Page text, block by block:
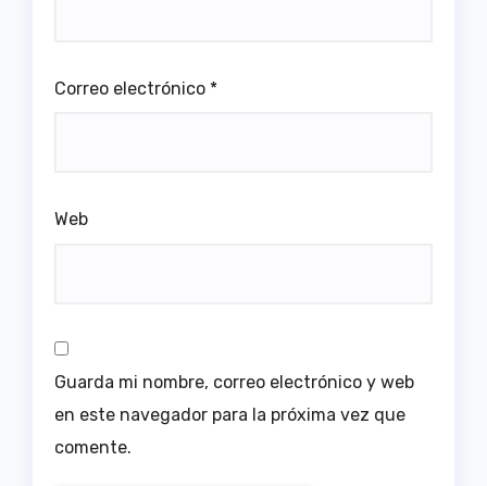
Correo electrónico *
Web
Guarda mi nombre, correo electrónico y web
en este navegador para la próxima vez que
comente.